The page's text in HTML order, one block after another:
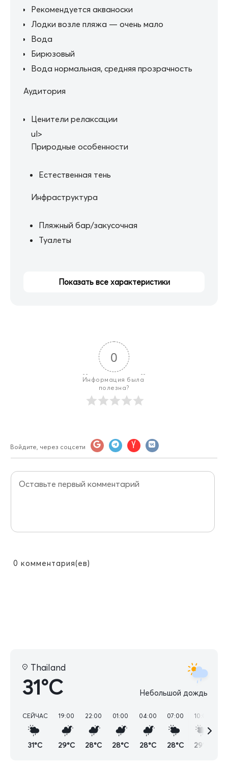
Рекомендуется акваноски
Лодки возле пляжа — очень мало
Вода
Бирюзовый
Вода нормальная, средняя прозрачность
Аудитория
Ценители релаксации
ul>
Природные особенности
Естественная тень
Инфраструктура
Пляжный бар/закусочная
Туалеты
Показать все характеристики
0
Информация была
полезна?
Войдите, через соцсети
0 комментария(ев)
Thailand
31°C Небольшой дождь
СЕЙЧАС
31°C
19:00
29°C
22:00
28°C
01:00
28°C
04:00
28°C
07:00
28°C
10:00
29°C